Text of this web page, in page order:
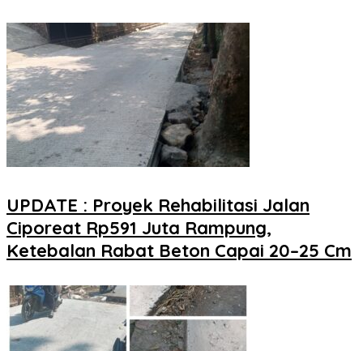
UPDATE : Proyek Rehabilitasi Jalan
Ciporeat Rp591 Juta Rampung,
Ketebalan Rabat Beton Capai 20–25 Cm